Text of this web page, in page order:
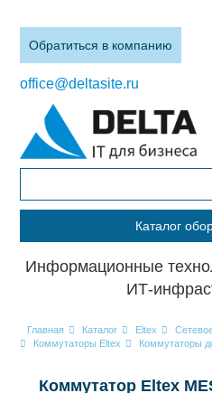
Обратиться в компанию
office@deltasite.ru
Каталог
Информационные
ИТ-
Главная Каталог Eltex
Коммутаторы Eltex
Коммутаторы
Коммутатор Eltex